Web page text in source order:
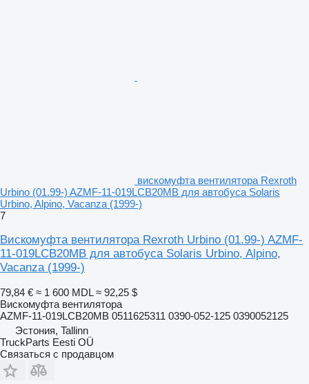
вискомуфта вентилятора Rexroth
Urbino (01.99-) AZMF-11-019LCB20MB для автобуса Solaris
Urbino, Alpino, Vacanza (1999-)
7
Вискомуфта вентилятора Rexroth Urbino (01.99-) AZMF-
11-019LCB20MB для автобуса Solaris Urbino, Alpino,
Vacanza (1999-)
79,84 € ≈ 1 600 MDL ≈ 92,25 $
Вискомуфта вентилятора
AZMF-11-019LCB20MB 0511625311 0390-052-125 0390052125
Эстония, Tallinn
TruckParts Eesti OÜ
Связаться с продавцом